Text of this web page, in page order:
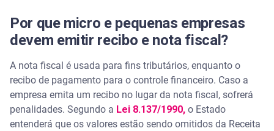
Por que micro e pequenas empresas
devem emitir recibo e nota fiscal?
A nota fiscal é usada para fins tributários, enquanto o
recibo de pagamento para o controle financeiro. Caso a
empresa emita um recibo no lugar da nota fiscal, sofrerá
penalidades. Segundo a Lei 8.137/1990, o Estado
entenderá que os valores estão sendo omitidos da Receita